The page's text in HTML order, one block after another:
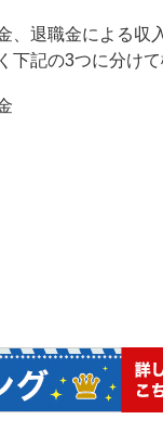
、退職金による
記の3つに分けて